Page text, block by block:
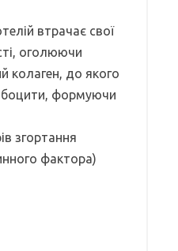
втрачає свої
оголюючи
колаген, до якого
формуючи
згортання
фактора)